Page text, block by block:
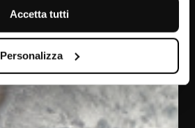
Accetta tutti
Personalizza